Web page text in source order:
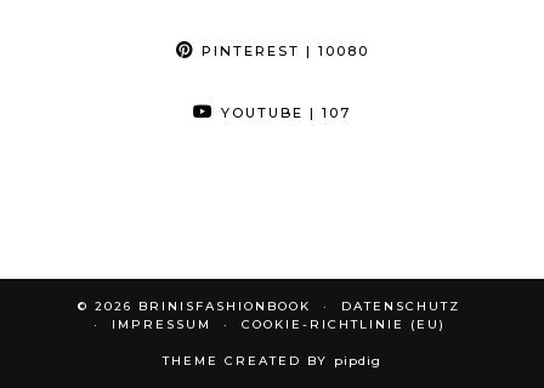
PINTEREST | 10080
YOUTUBE | 107
© 2026 BRINISFASHIONBOOK
DATENSCHUTZ
IMPRESSUM
COOKIE-RICHTLINIE (EU)
THEME CREATED BY pipdig